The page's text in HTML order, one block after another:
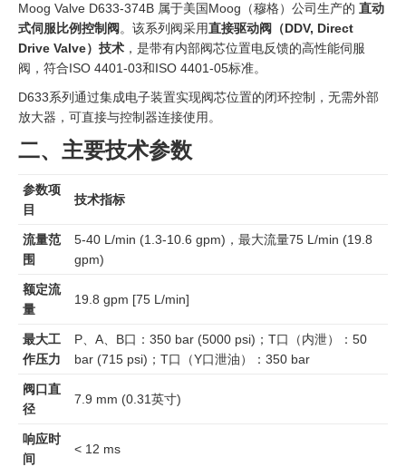
Moog Valve D633-374B 属于美国Moog（穆格）公司生产的 直动
式伺服比例控制阀 。该系列阀采用直接驱动阀（DDV, Direct
Drive Valve）技术 ，是带有内部阀芯位置电反馈的高性能伺服
阀，符合ISO 4401-03和ISO 4401-05标准。
D633系列通过集成电子装置实现阀芯位置的闭环控制，无需外部
放大器，可直接与控制器连接使用。
二、主要技术参数
参数项
目
技术指标
流量范
围
5-40 L/min (1.3-10.6 gpm)，最大流量75 L/min (19.8
gpm)
额定流
量
19.8 gpm [75 L/min]
最大工
作压力
P、A、B口：350 bar (5000 psi)；T口（内泄）：50
bar (715 psi)；T口（Y口泄油）：350 bar
阀口直
径
7.9 mm (0.31英寸)
响应时
间
< 12 ms